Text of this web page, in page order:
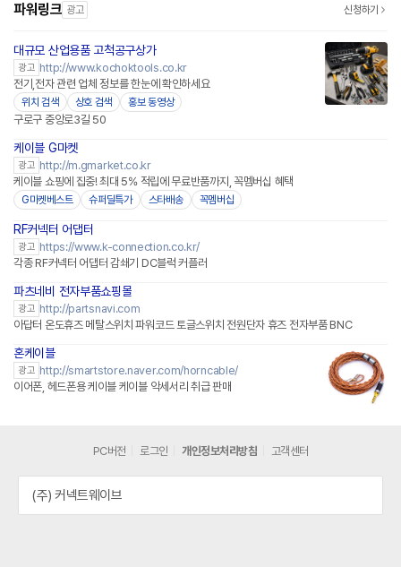
파워링크 광고 신청하기
대규모 산업용품 고척공구상가
광고 http://www.kochoktools.co.kr
전기,전자 관련 업체 정보를 한눈에 확인하세요
위치 검색 상호 검색 홍보 동영상
구로구 중앙로3길 50
케이블 G마켓
광고 http://m.gmarket.co.kr
케이블 쇼핑에 집중! 최대 5% 적립에 무료반품까지, 꼭멤버십 혜택
G마켓베스트 슈퍼딜특가 스타배송 꼭멤버십
RF커넥터 어댑터
광고 https://www.k-connection.co.kr/
각종 RF커넥터 어댑터 감쇄기 DC블럭 커플러
파츠네비 전자부품쇼핑몰
광고 http://partsnavi.com
아답터 온도휴즈 메탈스위치 파워코드 토글스위치 전원단자 휴즈 전자부품 BNC
혼케이블
광고 http://smartstore.naver.com/horncable/
이어폰, 헤드폰용 케이블 케이블 악세서리 취급 판매
PC버전 로그인 개인정보처리방침 고객센터
(주) 커넥트웨이브